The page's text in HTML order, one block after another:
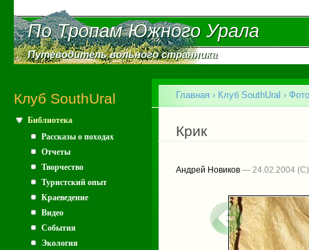
По Тропам Южного Урала
По Тропам Южного Урала
Путеводитель вольного странника
Путеводитель вольного странника
Клуб SouthUral
Библиотека
Рассказы о походах
Отчеты
Творчество
Туристский опыт
Краеведение
Видео
События
Экология
Вы здесь
Главная › Клуб SouthUral ›
Крик
Андрей Новиков — 24.02.2004